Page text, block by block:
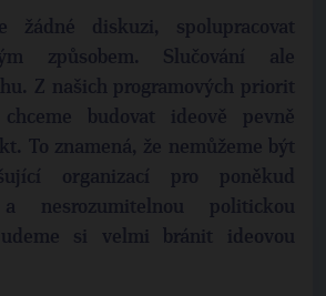
žádné diskuzi, spolupracovat
způsobem. Slučování ale
Z našich programových priorit
budovat ideově pevně
To znamená, že nemůžeme být
organizací pro poněkud
a nesrozumitelnou politickou
si velmi bránit ideovou